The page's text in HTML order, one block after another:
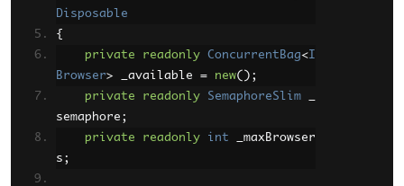
Disposable
{
private
readonly ConcurrentBag<I
Browser> _available = new();
private
readonly SemaphoreSlim
semaphore ;
private
readonly int _maxBrowser
s ;